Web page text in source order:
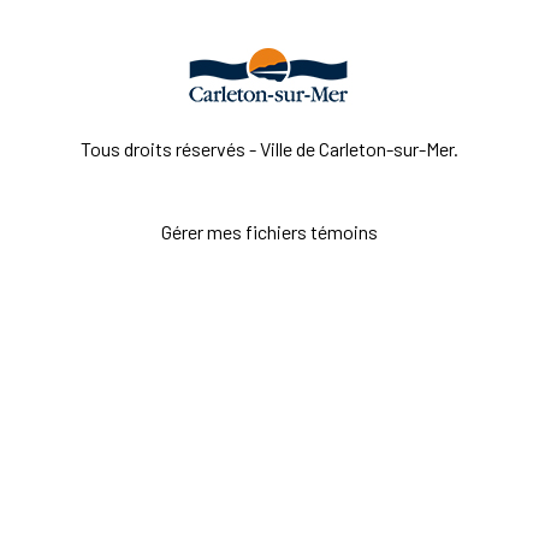
Tous droits réservés - Ville de Carleton-sur-Mer.
Gérer mes fichiers témoins